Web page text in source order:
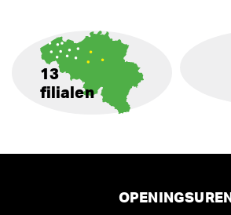
13
filialen
OPENINGSUREN